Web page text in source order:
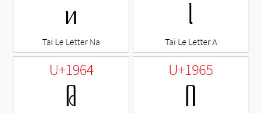
ᥢ
Tai Le Letter Na
ᥣ
Tai Le Letter A
U+1964
ᥤ
U+1965
ᥥ